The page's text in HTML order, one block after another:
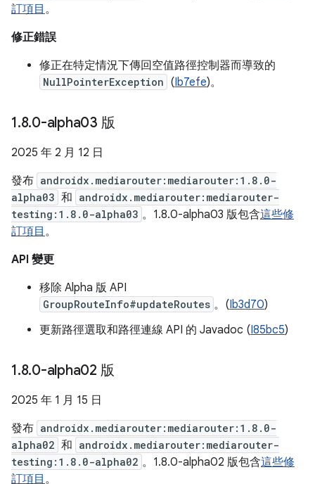
訂項目 。
修正錯誤
修正在特定情況下傳回空值路徑控制器而導致的
NullPointerException (Ib7efe)。
1.8.0-alpha03 版
2025 年 2 月 12 日
發布 androidx.mediarouter:mediarouter:1.8.0-
alpha03 和 androidx.mediarouter:mediarouter-
testing:1.8.0-alpha03 。1.8.0-alpha03 版包含這些修
訂項目 。
API 變更
移除 Alpha 版 API
GroupRouteInfo#updateRoutes 。(Ib3d70)
更新路徑選取和路徑連線 API 的 Javadoc (I85bc5)
1.8.0-alpha02 版
2025 年 1 月 15 日
發布 androidx.mediarouter:mediarouter:1.8.0-
alpha02 和 androidx.mediarouter:mediarouter-
testing:1.8.0-alpha02 。1.8.0-alpha02 版包含這些修
訂項目 。